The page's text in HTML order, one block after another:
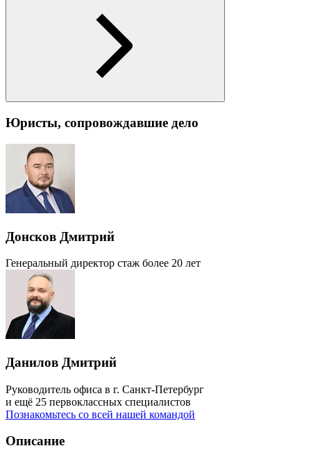
Юристы, сопровождавшие дело
Донсков Дмитрий
Генеральный директор стаж более 20 лет
Данилов Дмитрий
Руководитель офиса в г. Санкт-Петербург
и ещё 25 первоклассных специалистов
Познакомьтесь со всей нашей командой
Описание